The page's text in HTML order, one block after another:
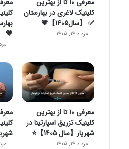
معرفی 10 تا از بهترین
کلینیک لاغری در بهارستان
✅ 【سال1405】💗
مرداد 14, 1405
💗
مرداد
معرفی 10 تا از بهترین
کلینیک تزریق اسپارتینا در
شهریار【سال 1405】⭐
مرداد 14, 1405 مرداد